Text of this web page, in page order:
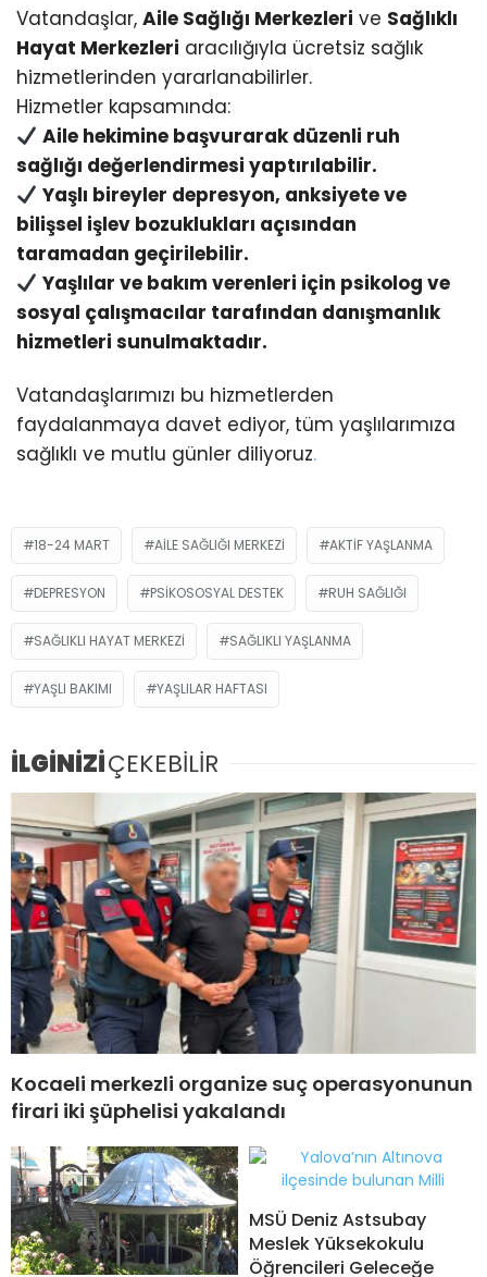
Vatandaşlar, Aile Sağlığı Merkezleri ve Sağlıklı
Hayat Merkezleri aracılığıyla ücretsiz sağlık
hizmetlerinden yararlanabilirler.
Hizmetler kapsamında:
Aile hekimine başvurarak düzenli ruh
sağlığı değerlendirmesi yaptırılabilir.
Yaşlı bireyler depresyon, anksiyete ve
bilişsel işlev bozuklukları açısından
taramadan geçirilebilir.
Yaşlılar ve bakım verenleri için psikolog ve
sosyal çalışmacılar tarafından danışmanlık
hizmetleri sunulmaktadır.
Vatandaşlarımızı bu hizmetlerden
faydalanmaya davet ediyor, tüm yaşlılarımıza
sağlıklı ve mutlu günler diliyoruz.
18-24 MART AILE SAĞLIĞI MERKEZI AKTIF YAŞLANMA
DEPRESYON PSIKOSOSYAL DESTEK RUH SAĞLIĞI
SAĞLIKLI HAYAT MERKEZI SAĞLIKLI YAŞLANMA
YAŞLI BAKIMI YAŞLILAR HAFTASI
İLGİNİZİÇEKEBİLİR
Kocaeli merkezli organize suç operasyonunun
firari iki şüphelisi yakalandı
MSÜ Deniz Astsubay
Meslek Yüksekokulu
Öğrencileri Geleceğe